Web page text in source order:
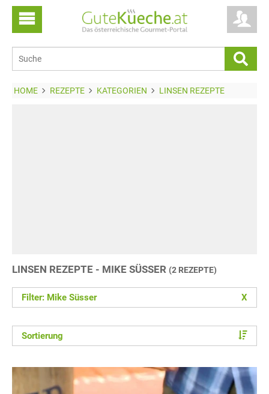
HOME REZEPTE KATEGORIEN LINSEN REZEPTE
LINSEN REZEPTE - MIKE SÜSSER (2 REZEPTE)
Filter: Mike Süsser X
Sortierung